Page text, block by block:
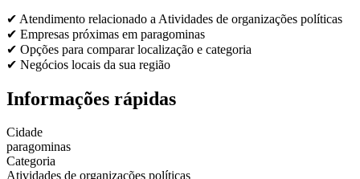
✔ Atendimento relacionado a Atividades de organizações políticas
✔ Empresas próximas em paragominas
✔ Opções para comparar localização e categoria
✔ Negócios locais da sua região
Informações rápidas
Cidade
paragominas
Categoria
Atividades de organizações políticas